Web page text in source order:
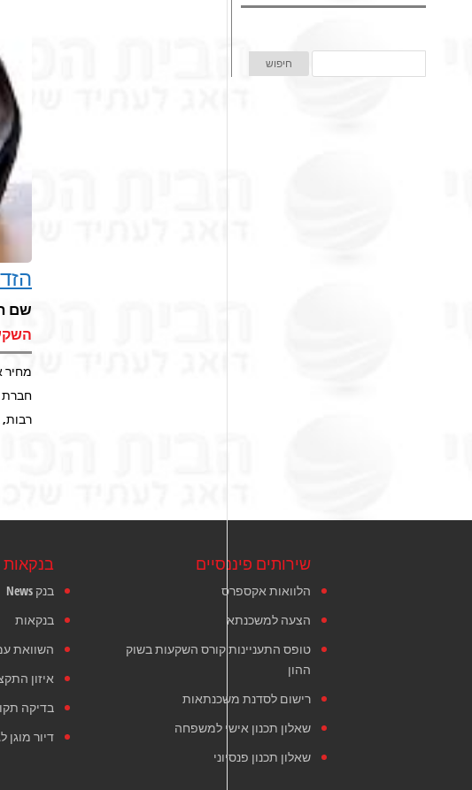
שם
מחיר אחרון:
חברת
רבות,
בנק News
בנקאות
השוואת
איזון
בדיקה
דיור מוגן
שירותים פיננסיים
הלוואות אקספרס
הצעה למשכנתא
טופס התעניינות קורס השקעות בשוק
ההון
רישום לסדנת משכנתאות
שאלון תכנון אישי למשפחה
שאלון תכנון פנסיוני